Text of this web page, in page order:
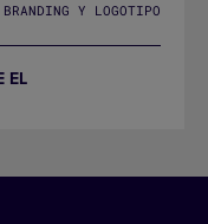
BRANDING Y LOGOTIPO
EL